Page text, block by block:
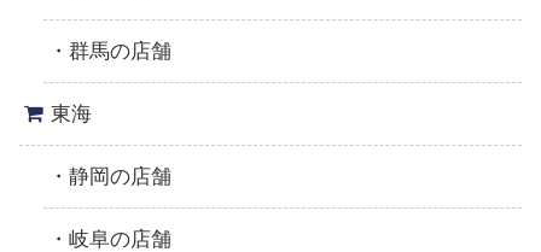
群馬の店舗
東海
静岡の店舗
岐阜の店舗